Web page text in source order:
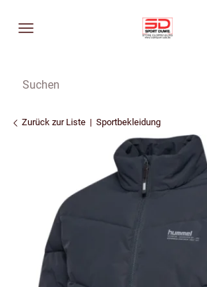
Zurück zur Liste Sportbekleidung